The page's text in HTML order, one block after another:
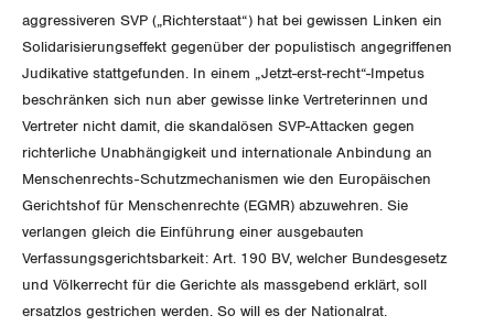
aggressiveren SVP („Richterstaat“) hat bei gewissen Linken ein
Solidarisierungseffekt gegenüber der populistisch angegriffenen
Judikative stattgefunden. In einem „Jetzt-erst-recht“-Impetus
beschränken sich nun aber gewisse linke Vertreterinnen und
Vertreter nicht damit, die skandalösen SVP-Attacken gegen
richterliche Unabhängigkeit und internationale Anbindung an
Menschenrechts-Schutzmechanismen wie den Europäischen
Gerichtshof für Menschenrechte (EGMR) abzuwehren. Sie
verlangen gleich die Einführung einer ausgebauten
Verfassungsgerichtsbarkeit: Art. 190 BV, welcher Bundesgesetz
und Völkerrecht für die Gerichte als massgebend erklärt, soll
ersatzlos gestrichen werden. So will es der Nationalrat.